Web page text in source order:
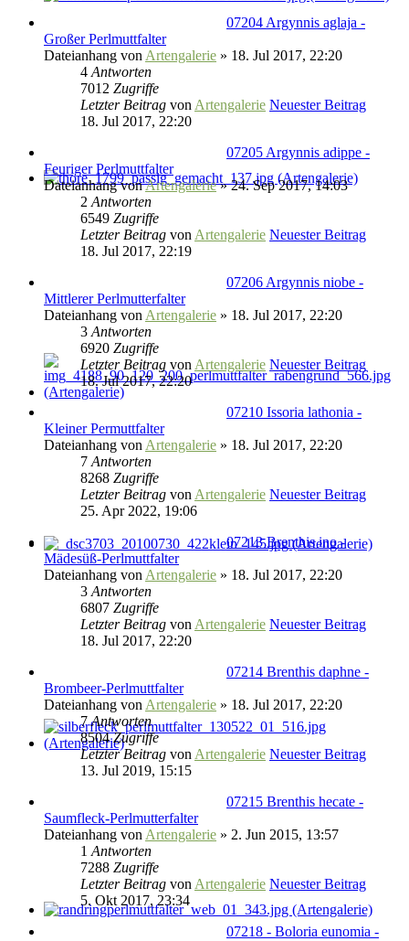
07204 Argynnis aglaja -
Großer Perlmuttfalter
Dateianhang von Artengalerie » 18. Jul 2017, 22:20
4 Antworten
7012 Zugriffe
Letzter Beitrag von Artengalerie Neuester Beitrag
18. Jul 2017, 22:20
07205 Argynnis adippe -
Feuriger Perlmuttfalter
DateianhangvonArtengalerie» 24. Sep 2017, 14:03
2 Antworten
6549 Zugriffe
Letzter Beitrag von Artengalerie Neuester Beitrag
18. Jul 2017, 22:19
07206 Argynnis niobe -
Mittlerer Perlmutterfalter
Dateianhang von Artengalerie » 18. Jul 2017, 22:20
3 Antworten
6920 Zugriffe
Letzter Beitrag von Artengalerie Neuester Beitrag
18. Jul 2017, 22:20
07210 Issoria lathonia -
Kleiner Permuttfalter
Dateianhang von Artengalerie » 18. Jul 2017, 22:20
7 Antworten
8268 Zugriffe
Letzter Beitrag von Artengalerie Neuester Beitrag
25. Apr 2022, 19:06
07213 Brenthis ino -
Mädesüß-Perlmuttfalter
Dateianhang von Artengalerie » 18. Jul 2017, 22:20
3 Antworten
6807 Zugriffe
Letzter Beitrag von Artengalerie Neuester Beitrag
18. Jul 2017, 22:20
07214 Brenthis daphne -
Brombeer-Perlmuttfalter
Dateianhang von Artengalerie » 18. Jul 2017, 22:20
7Antworten
8504Zugriffe
Letzter Beitrag von Artengalerie Neuester Beitrag
13. Jul 2019, 15:15
07215 Brenthis hecate -
Saumfleck-Perlmutterfalter
Dateianhang von Artengalerie » 2. Jun 2015, 13:57
1 Antworten
7288 Zugriffe
Letzter Beitrag von Artengalerie Neuester Beitrag
5. Okt 2017, 23:34
07218 - Boloria eunomia -